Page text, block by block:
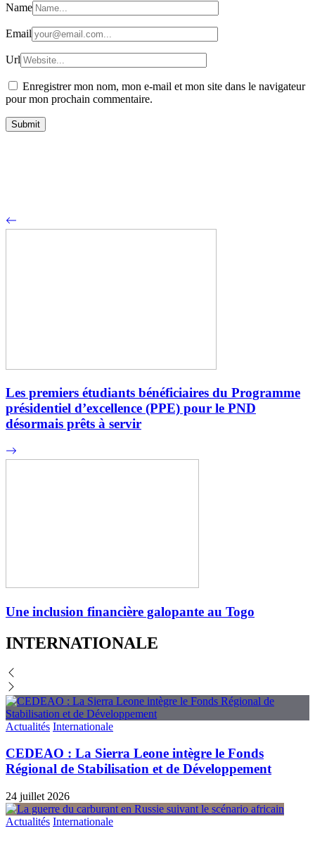
Name
Email
Url
Enregistrer mon nom, mon e-mail et mon site dans le navigateur
pour mon prochain commentaire.
Les premiers étudiants bénéficiaires du Programme
présidentiel d’excellence (PPE) pour le PND
désormais prêts à servir
Une inclusion financière galopante au Togo
INTERNATIONALE
Actualités Internationale
CEDEAO : La Sierra Leone intègre le Fonds
Régional de Stabilisation et de Développement
24 juillet 2026
Actualités Internationale